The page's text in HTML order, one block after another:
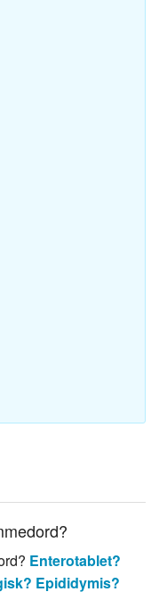
Enterotablet?
Epididymis?